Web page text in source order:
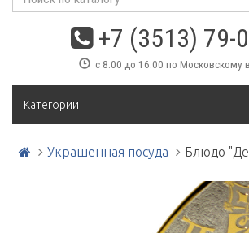
+7 (3513) 79-
с 8:00 до 16:00 по Московскому
Категории
Украшенная посуда Блюдо